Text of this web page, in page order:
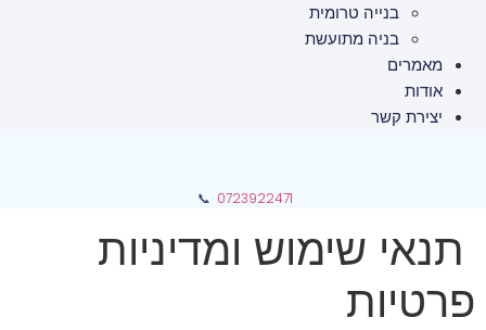
בנייה טרומית
בניה מתועשת
מאמרים
אודות
יצירת קשר
0723922471
📞
תנאי שימוש ומדיניות
פרטיות